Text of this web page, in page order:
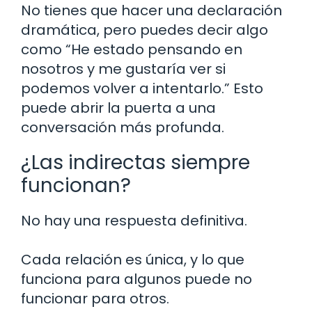
No tienes que hacer una declaración
dramática, pero puedes decir algo
como “He estado pensando en
nosotros y me gustaría ver si
podemos volver a intentarlo.” Esto
puede abrir la puerta a una
conversación más profunda.
¿Las indirectas siempre
funcionan?
No hay una respuesta definitiva.
Cada relación es única, y lo que
funciona para algunos puede no
funcionar para otros.